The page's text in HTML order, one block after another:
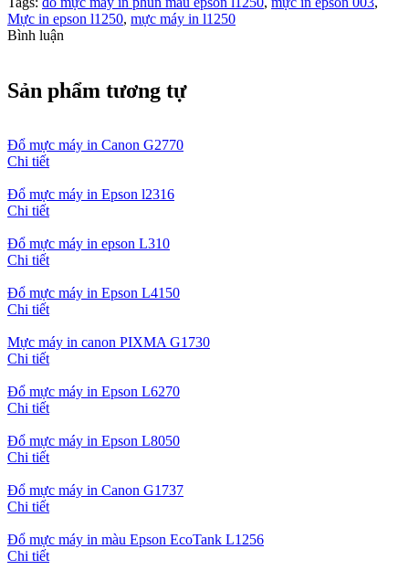
Mực in epson l1250, mực máy in l1250
Bình luận
Sản phẩm tương tự
Đổ mực máy in Canon G2770
Chi tiết
Đổ mực máy in Epson l2316
Chi tiết
Đổ mực máy in epson L310
Chi tiết
Đổ mực máy in Epson L4150
Chi tiết
Mực máy in canon PIXMA G1730
Chi tiết
Đổ mực máy in Epson L6270
Chi tiết
Đổ mực máy in Epson L8050
Chi tiết
Đổ mực máy in Canon G1737
Chi tiết
Đổ mực máy in màu Epson EcoTank L1256
Chi tiết